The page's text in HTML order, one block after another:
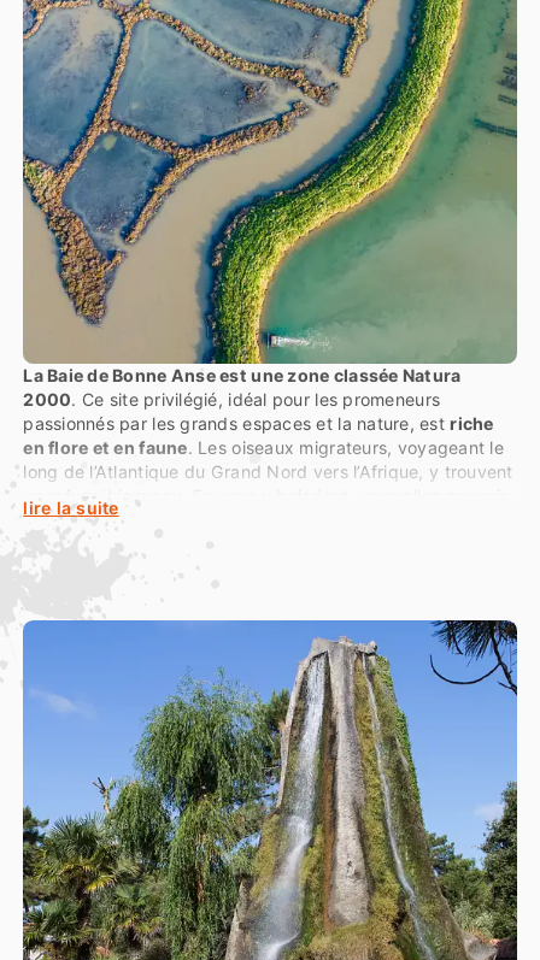
La Baie de Bonne Anse est une zone classée Natura
2000. Ce site privilégié, idéal pour les promeneurs
passionnés par les grands espaces et la nature, estriche
en flore et en faune. Les oiseaux migrateurs, voyageant le
long de l’Atlantique du Grand Nord vers l’Afrique, y trouvent
y observer de
lire la suite